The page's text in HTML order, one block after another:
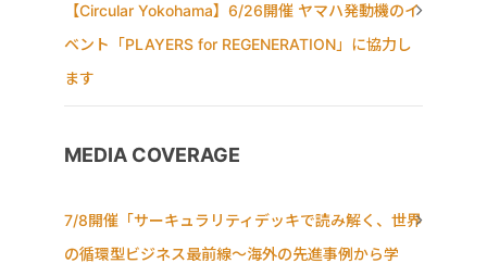
【Circular Yokohama】6/26開催 ヤマハ発動機のイ
ベント「PLAYERS for REGENERATION」に協力し
ます
MEDIA COVERAGE
7/8開催「サーキュラリティデッキで読み解く、世界
の循環型ビジネス最前線〜海外の先進事例から学